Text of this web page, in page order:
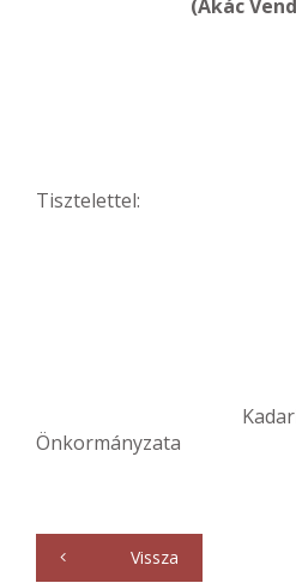
(Akác
Tisztelettel:
Karsai
Kadarkút
Önkormányzata
Vissza